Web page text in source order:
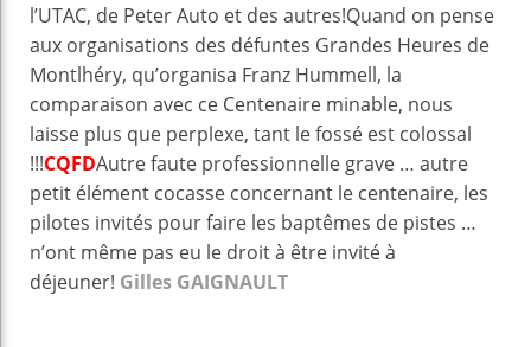
l’UTAC, de Peter Auto et des autres!Quand on pense
aux organisations des défuntes Grandes Heures de
Montlhéry, qu’organisa Franz Hummell, la
comparaison avec ce Centenaire minable, nous
laisse plus que perplexe, tant le fossé est colossal
!!!CQFDAutre faute professionnelle grave … autre
petit élément cocasse concernant le centenaire, les
pilotes invités pour faire les baptêmes de pistes …
n’ont même pas eu le droit à être invité à
déjeuner! Gilles GAIGNAULT